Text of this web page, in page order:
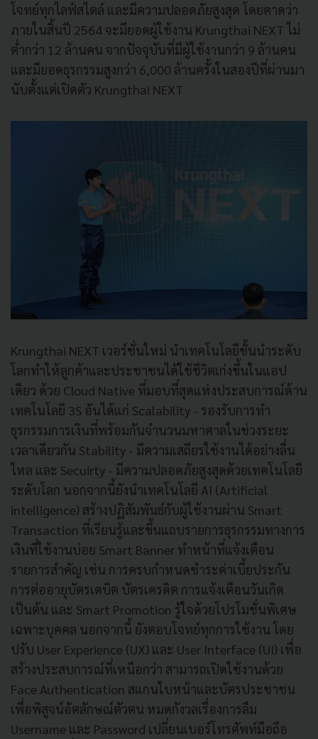
โจทย์ทุกไลฟ์สไตล์ และมีความปลอดภัยสูงสุด โดยคาดว่า
ภายในสิ้นปี 2564 จะมียอดผู้ใช้งาน Krungthai NEXT ไม่
ต่ำกว่า 12 ล้านคน จากปัจจุบันที่มีผู้ใช้งานกว่า 9 ล้านคน
และมียอดธุรกรรมสูงกว่า 6,000 ล้านครั้งในสองปีที่ผ่านมา
นับตั้งแต่เปิดตัว Krungthai NEXT
Krungthai NEXT เวอร์ชั่นใหม่ นำเทคโนโลยีชั้นนำระดับ
โลกทำให้ลูกค้าและประชาชนได้ใช้ชีวิตเก่งขึ้นในแอป
เดียว ด้วย Cloud Native ที่มอบที่สุดแห่งประสบการณ์ด้าน
เทคโนโลยี 3S อันได้แก่ Scalability - รองรับการทำ
ธุรกรรมการเงินที่พร้อมกันจำนวนมหาศาลในช่วงระยะ
เวลาเดียวกัน Stability - มีความเสถียรใช้งานได้อย่างลื่น
ไหล และ Secuirty - มีความปลอดภัยสูงสุดด้วยเทคโนโลยี
ระดับโลก นอกจากนี้ยังนำเทคโนโลยี AI (Artificial
intelligence) สร้างปฏิสัมพันธ์กับผู้ใช้งานผ่าน Smart
Transaction ที่เรียนรู้และขึ้นแถบรายการธุรกรรมทางการ
เงินที่ใช้งานบ่อย Smart Banner ทำหน้าที่แจ้งเตือน
รายการสำคัญ เช่น การครบกำหนดชำระค่าเบี้ยประกัน
การต่ออายุบัตรเดบิต บัตรเครดิต การแจ้งเตือนวันเกิด
เป็นต้น และ Smart Promotion รู้ใจด้วยโปรโมชั่นพิเศษ
เฉพาะบุคคล นอกจากนี้ ยังตอบโจทย์ทุกการใช้งาน โดย
ปรับ User Experience (UX) และ User Interface (UI) เพื่อ
สร้างประสบการณ์ที่เหนือกว่า สามารถเปิดใช้งานด้วย
Face Authentication สแกนใบหน้าและบัตรประชาชน
เพื่อพิสูจน์อัตลักษณ์ตัวตน หมดกังวลเรื่องการลืม
Username และ Password เปลี่ยนเบอร์โทรศัพท์มือถือ